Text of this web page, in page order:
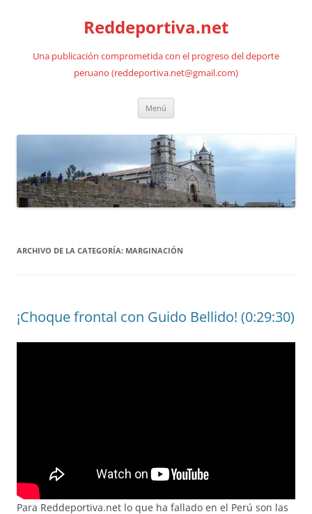
Reddeportiva.net
Una publicación comprometida con el progreso del deporte
peruano (reddeportiva.net@gmail.com)
Menú
ARCHIVO DE LA CATEGORÍA: MARGINACIÓN
¡Choque frontal con Guido Bellido! (0:29:30)
Para Reddeportiva.net lo que ha fallado en el Perú son las